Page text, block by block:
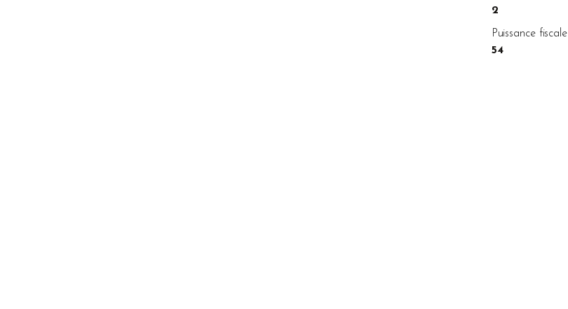
2
Puissance fiscale
54